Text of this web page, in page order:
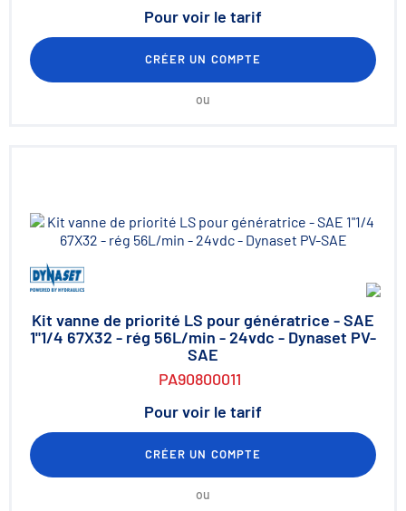
Pour voir le tarif
CRÉER UN COMPTE
ou
Kit vanne de priorité LS pour génératrice - SAE
1"1/4 67X32 - rég 56L/min - 24vdc - Dynaset PV-
SAE
PA90800011
Pour voir le tarif
CRÉER UN COMPTE
ou